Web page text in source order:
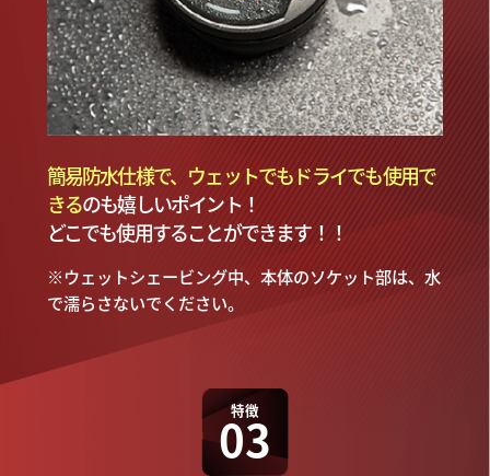
簡易防水仕様で、ウェットでもドライでも使用で
きるのも嬉しいポイント！
どこでも使用することができます！！
※ウェットシェービング中、本体のソケット部は、水
で濡らさないでください。
特徴
03